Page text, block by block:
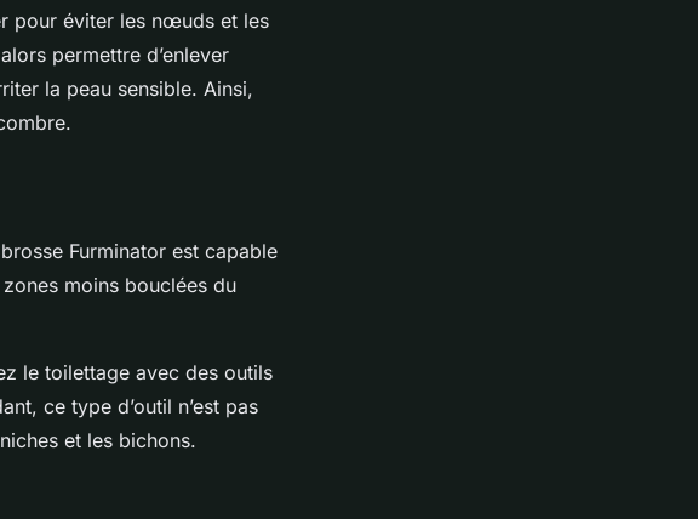
pour éviter les nœuds et les
permettre d’enlever
la peau sensible. Ainsi,
Furminator est capable
moins bouclées du
le toilettage avec des outils
ce type d’outil n’est pas
et les bichons.